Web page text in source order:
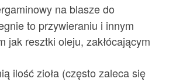
na blasze do
to przywieraniu i innym
jak resztki oleju, zakłócającym
ilość zioła (często zaleca się